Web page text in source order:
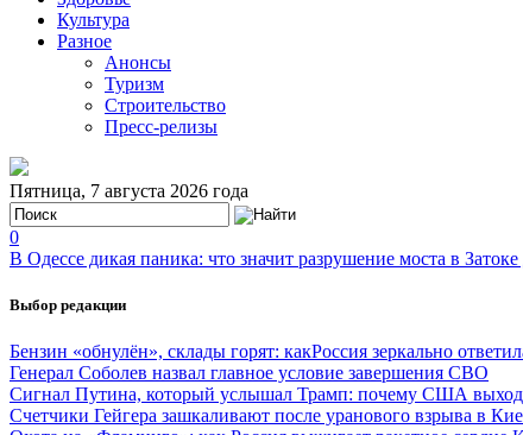
Культура
Разное
Анонсы
Туризм
Строительство
Пресс-релизы
Пятница, 7 августа 2026 года
0
В Одессе дикая паника: что значит разрушение моста в
Выбор редакции
Бензин «обнулён», склады горят: какРоссия зеркально
Генерал Соболев назвал главное условие завершения СВО
Сигнал Путина, который услышал Трамп: почему США
Счетчики Гейгера зашкаливают после уранового взрыва в